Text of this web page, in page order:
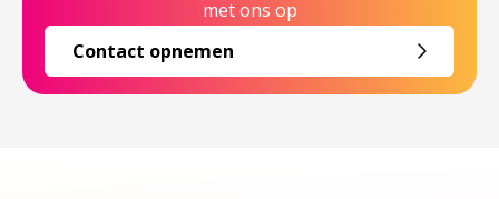
met ons op
Contact opnemen